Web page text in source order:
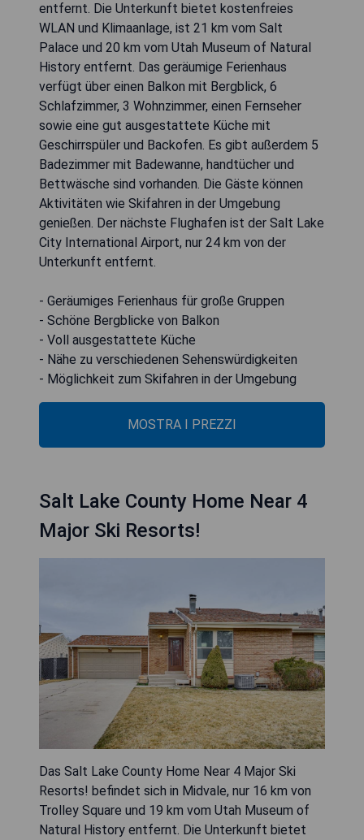
entfernt. Die Unterkunft bietet kostenfreies
WLAN und Klimaanlage, ist 21 km vom Salt
Palace und 20 km vom Utah Museum of Natural
History entfernt. Das geräumige Ferienhaus
verfügt über einen Balkon mit Bergblick, 6
Schlafzimmer, 3 Wohnzimmer, einen Fernseher
sowie eine gut ausgestattete Küche mit
Geschirrspüler und Backofen. Es gibt außerdem 5
Badezimmer mit Badewanne, handtücher und
Bettwäsche sind vorhanden. Die Gäste können
Aktivitäten wie Skifahren in der Umgebung
genießen. Der nächste Flughafen ist der Salt Lake
City International Airport, nur 24 km von der
Unterkunft entfernt.
- Geräumiges Ferienhaus für große Gruppen
- Schöne Bergblicke von Balkon
- Voll ausgestattete Küche
- Nähe zu verschiedenen Sehenswürdigkeiten
- Möglichkeit zum Skifahren in der Umgebung
MOSTRA I PREZZI
Salt Lake County Home Near 4
Major Ski Resorts!
Das Salt Lake County Home Near 4 Major Ski
Resorts! befindet sich in Midvale, nur 16 km von
Trolley Square und 19 km vom Utah Museum of
Natural History entfernt. Die Unterkunft bietet